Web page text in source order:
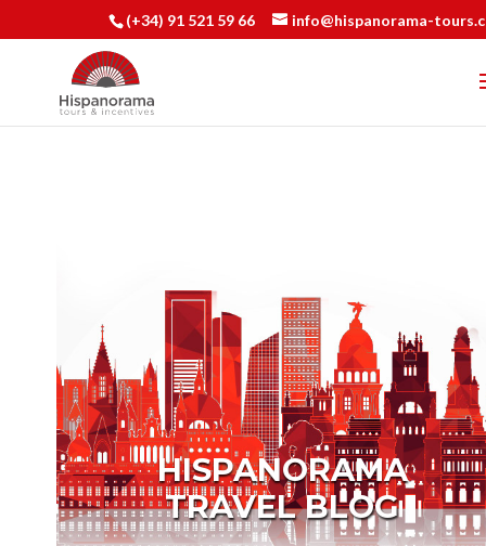
(+34) 91 521 59 66 info@hispanorama-
HISPANORAMA
TRAVEL BLOG